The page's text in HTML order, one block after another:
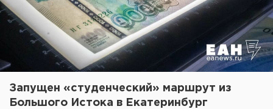
Запущен «студенческий» маршрут из
Большого Истока в Екатеринбург